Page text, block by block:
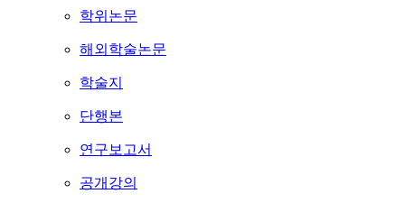
학위논문
해외학술논문
학술지
단행본
연구보고서
공개강의